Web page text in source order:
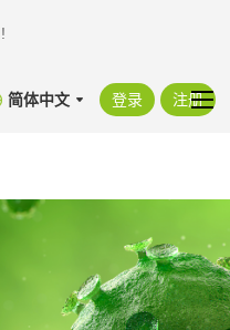
!
简体中文 登录 注册